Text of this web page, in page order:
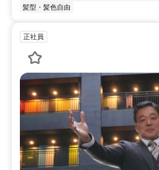
髪型・髪色自由
正社員